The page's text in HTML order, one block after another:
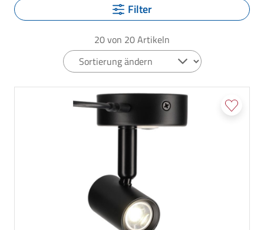
Filter
20von 20Artikeln